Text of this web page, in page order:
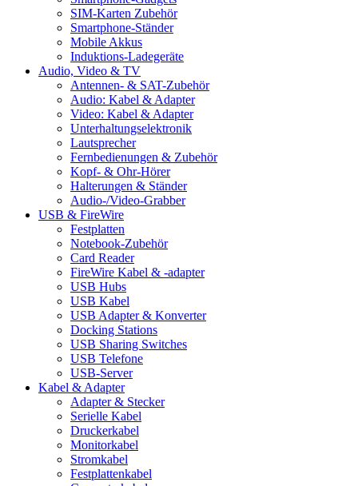
SIM-Karten Zubehör
Smartphone-Ständer
Mobile Akkus
Induktions-Ladegeräte
Audio, Video & TV
Antennen- & SAT-Zubehör
Audio: Kabel & Adapter
Video: Kabel & Adapter
Unterhaltungselektronik
Lautsprecher
Fernbedienungen & Zubehör
Kopf- & Ohr-Hörer
Halterungen & Ständer
Audio-/Video-Grabber
USB & FireWire
Festplatten
Notebook-Zubehör
Card Reader
FireWire Kabel & -adapter
USB Hubs
USB Kabel
USB Adapter & Konverter
Docking Stations
USB Sharing Switches
USB Telefone
USB-Server
Kabel & Adapter
Adapter & Stecker
Serielle Kabel
Druckerkabel
Monitorkabel
Stromkabel
Festplattenkabel